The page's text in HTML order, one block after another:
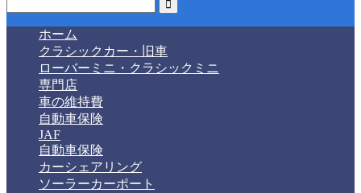
ホーム
クラシックカー・旧車
ローバーミニ・クラシックミニ
専門店
車の維持費
自動車保険
JAF
自動車保険
カーシェアリング
ソーラーカーポート